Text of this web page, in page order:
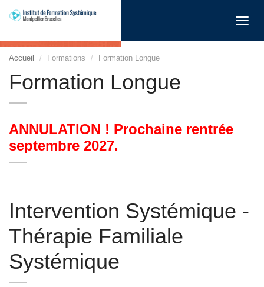
Accueil Formations Formation Longue
Formation Longue
ANNULATION ! Prochaine rentrée
septembre 2027.
Intervention Systémique -
Thérapie Familiale
Systémique